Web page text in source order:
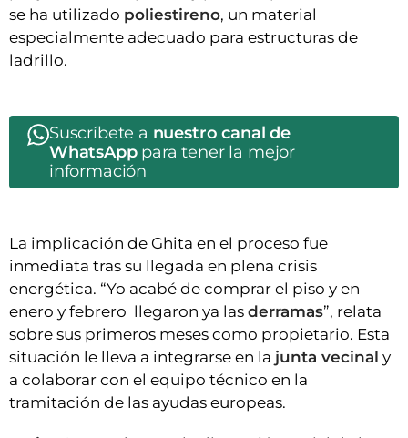
se ha utilizado poliestireno, un material
especialmente adecuado para estructuras de
ladrillo.
Suscríbete a nuestro canal de
WhatsApppara tener la mejor
información
La implicación de Ghita en el proceso fue
inmediata tras su llegada en plena crisis
energética. “Yo acabé de comprar el piso y en
enero y febrero llegaron ya las derramas”, relata
sobre sus primeros meses como propietario. Esta
situación le lleva a integrarse en la junta vecinal y
a colaborar con el equipo técnico en la
tramitación de las ayudas europeas.